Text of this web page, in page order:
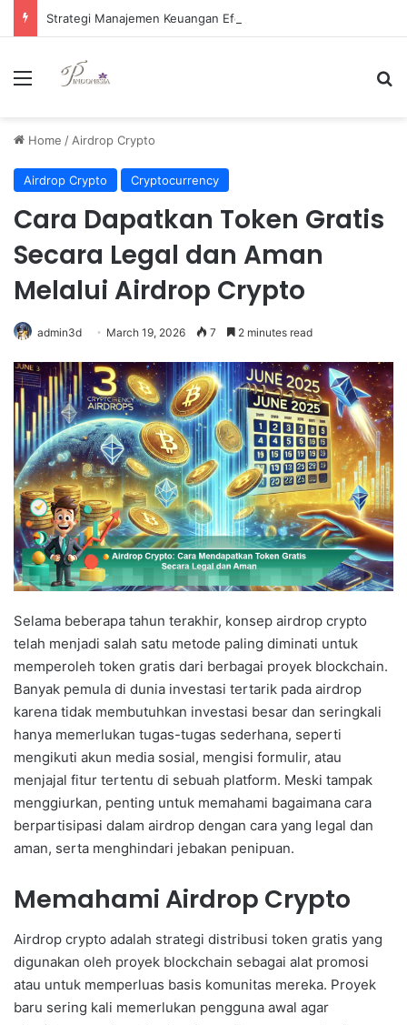
Menu
Home / Airdrop Crypto
Airdrop Crypto Cryptocurrency
Cara Dapatkan Token Gratis
Secara Legal dan Aman
Melalui Airdrop Crypto
admin3d March 19, 2026 7 2 minutes read
Selama beberapa tahun terakhir, konsep airdrop crypto
telah menjadi salah satu metode paling diminati untuk
memperoleh token gratis dari berbagai proyek blockchain.
Banyak pemula di dunia investasi tertarik pada airdrop
karena tidak membutuhkan investasi besar dan seringkali
hanya memerlukan tugas-tugas sederhana, seperti
mengikuti akun media sosial, mengisi formulir, atau
menjajal fitur tertentu di sebuah platform. Meski tampak
menggiurkan, penting untuk memahami bagaimana cara
berpartisipasi dalam airdrop dengan cara yang legal dan
aman, serta menghindari jebakan penipuan.
Memahami Airdrop Crypto
Airdrop crypto adalah strategi distribusi token gratis yang
digunakan oleh proyek blockchain sebagai alat promosi
atau untuk memperluas basis komunitas mereka. Proyek
baru sering kali memerlukan pengguna awal agar